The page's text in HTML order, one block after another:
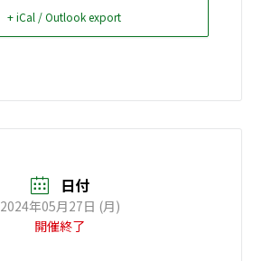
+ iCal / Outlook export
日付
2024年05月27日 (月)
開催終了